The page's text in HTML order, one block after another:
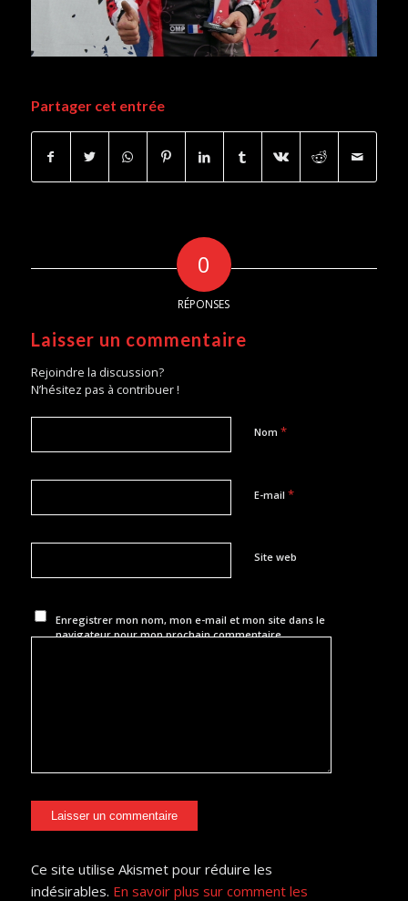
Partager cet entrée
0
RÉPONSES
Laisser un commentaire
Rejoindre la discussion?
N’hésitez pas à contribuer !
Nom *
E-mail *
Site web
Enregistrer mon nom, mon e-mail et mon site dans le
navigateur pour mon prochain commentaire.
Ce site utilise Akismet pour réduire les
indésirables. En savoir plus sur comment les